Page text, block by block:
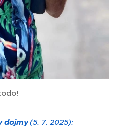
dojmy(5. 7. 2025):